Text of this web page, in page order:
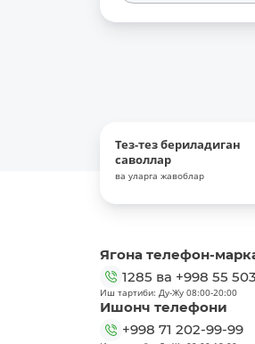
Тез-тез бериладиган
саволлар
ва уларга жавоблар
Ягона телефон-
1285 ва +998 55
Иш тартиби: Ду-Жу 08:00-20:00
Ишонч телефони
+998 71 202-99-99